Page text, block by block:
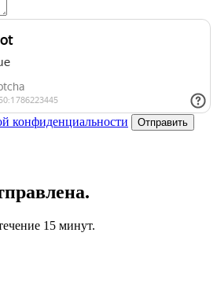
конфиденциальности Отправить
15 минут.